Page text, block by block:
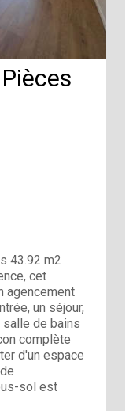
43.92 m2
cet
agencement
un séjour,
salle de bains
complète
d'un espace
sol est